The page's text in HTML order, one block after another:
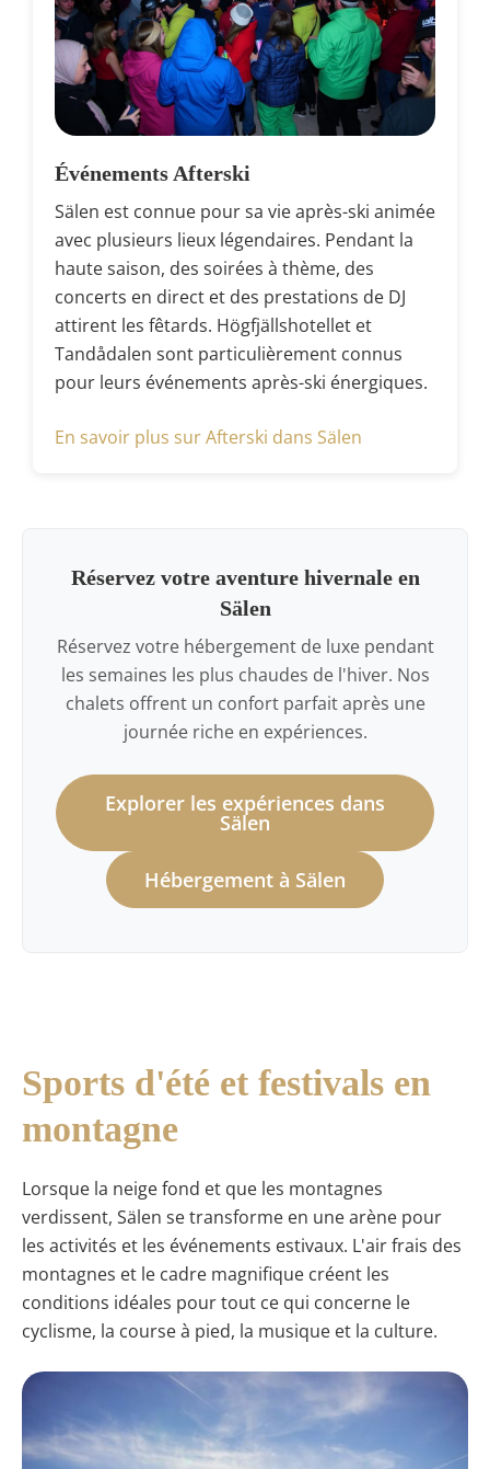
Événements Afterski
Sälen est connue pour sa vie après-ski animée
avec plusieurs lieux légendaires. Pendant la
haute saison, des soirées à thème, des
concerts en direct et des prestations de DJ
attirent les fêtards. Högfjällshotellet et
Tandådalen sont particulièrement connus
pour leurs événements après-ski énergiques.
En savoir plus sur Afterski dans Sälen
Réservez votre aventure hivernale en
Sälen
Réservez votre hébergement de luxe pendant
les semaines les plus chaudes de l'hiver. Nos
chalets offrent un confort parfait après une
journée riche en expériences.
Explorer les expériences dans
Sälen
Hébergement à Sälen
Sports d'été et festivals en
montagne
Lorsque la neige fond et que les montagnes
verdissent, Sälen se transforme en une arène pour
les activités et les événements estivaux. L'air frais des
montagnes et le cadre magnifique créent les
conditions idéales pour tout ce qui concerne le
cyclisme, la course à pied, la musique et la culture.